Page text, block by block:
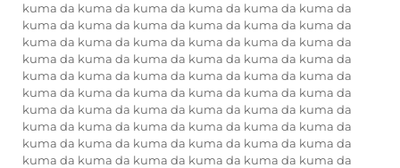
kuma da kuma da kuma da kuma da kuma da kuma da
kuma da kuma da kuma da kuma da kuma da kuma da
kuma da kuma da kuma da kuma da kuma da kuma da
kuma da kuma da kuma da kuma da kuma da kuma da
kuma da kuma da kuma da kuma da kuma da kuma da
kuma da kuma da kuma da kuma da kuma da kuma da
kuma da kuma da kuma da kuma da kuma da kuma da
kuma da kuma da kuma da kuma da kuma da kuma da
kuma da kuma da kuma da kuma da kuma da kuma da
kuma da kuma da kuma da kuma da kuma da kuma da